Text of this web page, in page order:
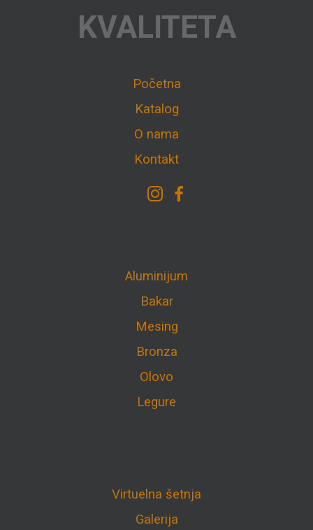
KVALITETA
Početna
Katalog
O nama
Kontakt
Aluminijum
Bakar
Mesing
Bronza
Olovo
Legure
Virtuelna šetnja
Galerija